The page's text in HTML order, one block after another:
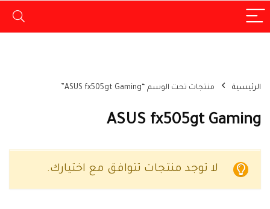
الرئيسية منتجات تحت الوسم “ASUS fx505gt Gaming”
ASUS fx505gt Gaming
لا توجد منتجات تتوافق مع اختيارك.